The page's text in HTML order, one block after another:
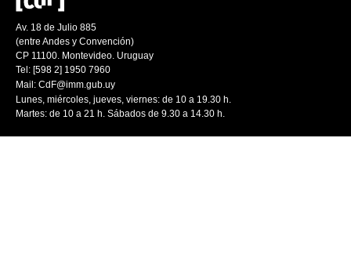
Av. 18 de Julio 885
(entre Andes y Convención)
CP 11100. Montevideo. Uruguay
Tel: [598 2] 1950 7960
Mail: CdF@imm.gub.uy
Lunes, miércoles, jueves, viernes: de 10 a 19.30 h.
Martes: de 10 a 21 h. Sábados de 9.30 a 14.30 h.